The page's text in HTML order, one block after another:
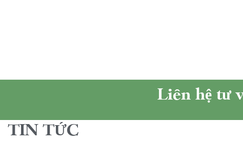
Liên hệ tư
TIN TỨC